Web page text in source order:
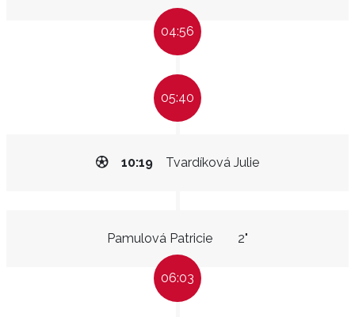
04:56
05:40
Tvardíková Julie
10:19
Pamulová Patricie 2"
06:03